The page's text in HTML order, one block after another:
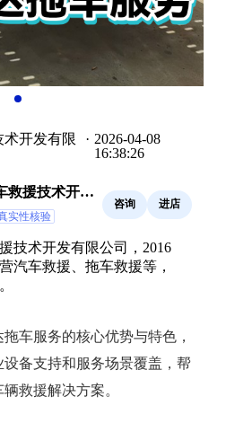
开发有限
· 2026-04-08
16:38:26
救援技术开发
实性核验
咨询 进店
技术开发有限公司，2016
汽车救援、拖车救援等，
车服务的核心优势与特色，
备支持和服务场景覆盖，帮
救援解决方案。